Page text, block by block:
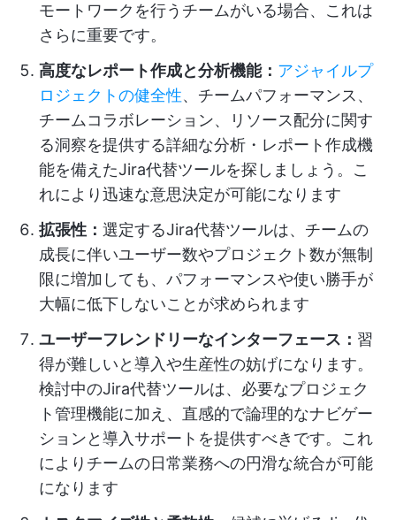
モートワークを行うチームがいる場合、これは
さらに重要です。
高度なレポート作成と分析機能： アジャイルプ
ロジェクトの健全性、チームパフォーマンス、
チームコラボレーション、リソース配分に関す
る洞察を提供する詳細な分析・レポート作成機
能を備えたJira代替ツールを探しましょう。こ
れにより迅速な意思決定が可能になります
拡張性： 選定するJira代替ツールは、チームの
成長に伴いユーザー数やプロジェクト数が無制
限に増加しても、パフォーマンスや使い勝手が
大幅に低下しないことが求められます
ユーザーフレンドリーなインターフェース： 習
得が難しいと導入や生産性の妨げになります。
検討中のJira代替ツールは、必要なプロジェク
ト管理機能に加え、直感的で論理的なナビゲー
ションと導入サポートを提供すべきです。これ
によりチームの日常業務への円滑な統合が可能
になります